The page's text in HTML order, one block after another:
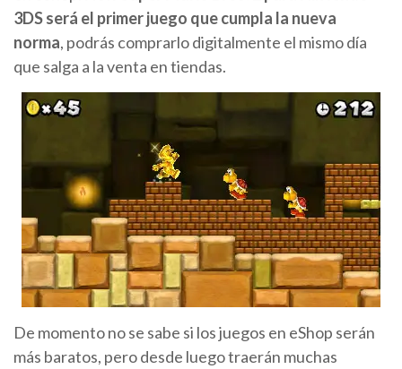
3DS será el primer juego que cumpla la nueva
norma, podrás comprarlo digitalmente el mismo día
que salga a la venta en tiendas.
De momento no se sabe si los juegos en eShop serán
más baratos, pero desde luego traerán muchas